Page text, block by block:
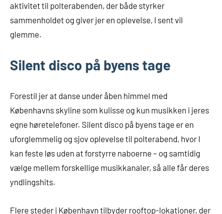
aktivitet til polterabenden, der både styrker
sammenholdet og giver jer en oplevelse, I sent vil
glemme.
Silent disco på byens tage
Forestil jer at danse under åben himmel med
Københavns skyline som kulisse og kun musikken i jeres
egne høretelefoner. Silent disco på byens tage er en
uforglemmelig og sjov oplevelse til polterabend, hvor I
kan feste løs uden at forstyrre naboerne – og samtidig
vælge mellem forskellige musikkanaler, så alle får deres
yndlingshits.
Flere steder i København tilbyder rooftop-lokationer, der